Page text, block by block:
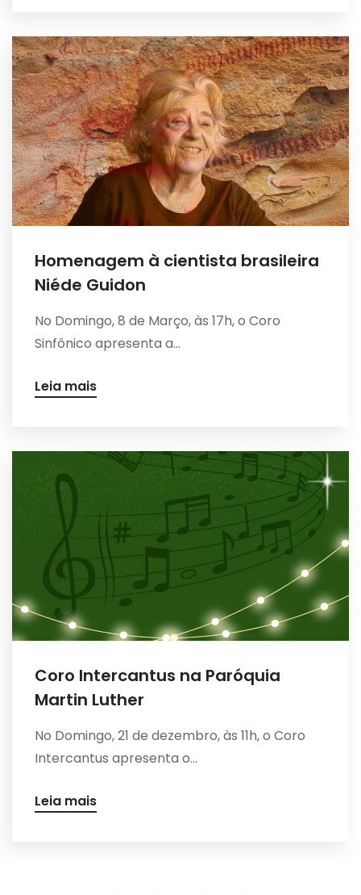
Homenagem à cientista brasileira
Niéde Guidon
No Domingo, 8 de Março, às 17h, o Coro
Sinfônico apresenta a...
Leia mais
Coro Intercantus na Paróquia
Martin Luther
No Domingo, 21 de dezembro, às 11h, o Coro
Intercantus apresenta o...
Leia mais